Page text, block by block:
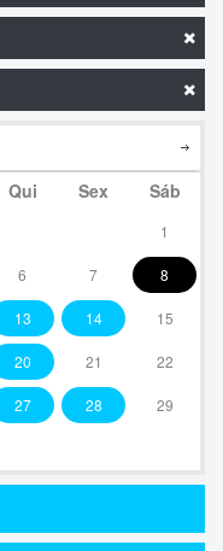
Qui Sex Sáb
1
6 7 8
13 14 15
20 21 22
27 28 29